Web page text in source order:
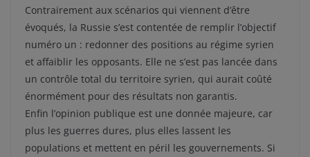
Contrairement aux scénarios qui viennent d’être
évoqués, la Russie s’est contentée de remplir l’objectif
numéro un : redonner des positions au régime syrien
et affaiblir les opposants. Elle ne s’est pas lancée dans
un contrôle total du territoire syrien, qui aurait coûté
énormément pour des résultats non garantis.
Enfin l’opinion publique est une donnée majeure, car
plus les guerres dures, plus elles lassent les
populations et mettent en péril les gouvernements. Si